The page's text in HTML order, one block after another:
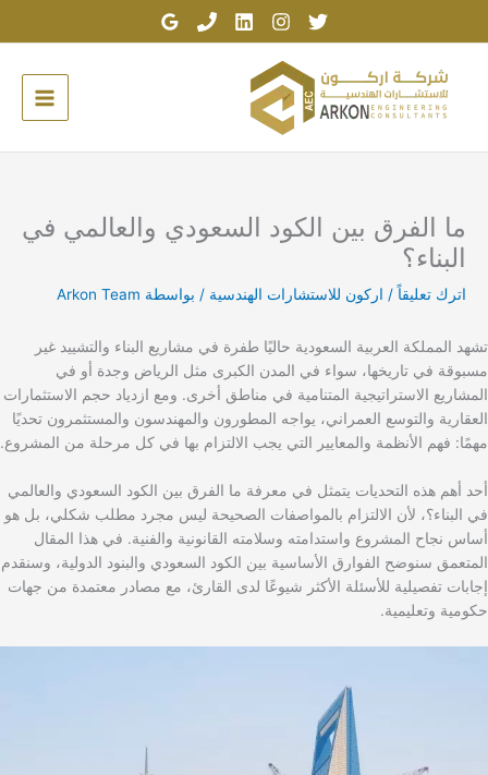
ما الفرق بين الكود السعودي والعالمي في
البناء؟
اترك تعليقاً / اركون للاستشارات الهندسية / بواسطة Arkon Team
تشهد المملكة العربية السعودية حاليًا طفرة في مشاريع البناء والتشييد غير
مسبوقة في تاريخها، سواء في المدن الكبرى مثل الرياض وجدة أو في
المشاريع الاستراتيجية المتنامية في مناطق أخرى. ومع ازدياد حجم الاستثمارات
العقارية والتوسع العمراني، يواجه المطورون والمهندسون والمستثمرون تحديًا
مهمًا: فهم الأنظمة والمعايير التي يجب الالتزام بها في كل مرحلة من المشروع.
أحد أهم هذه التحديات يتمثل في معرفة ما الفرق بين الكود السعودي والعالمي
في البناء؟، لأن الالتزام بالمواصفات الصحيحة ليس مجرد مطلب شكلي، بل هو
أساس نجاح المشروع واستدامته وسلامته القانونية والفنية. في هذا المقال
المتعمق سنوضح الفوارق الأساسية بين الكود السعودي والبنود الدولية، وسنقدم
إجابات تفصيلية للأسئلة الأكثر شيوعًا لدى القارئ، مع مصادر معتمدة من جهات
حكومية وتعليمية.